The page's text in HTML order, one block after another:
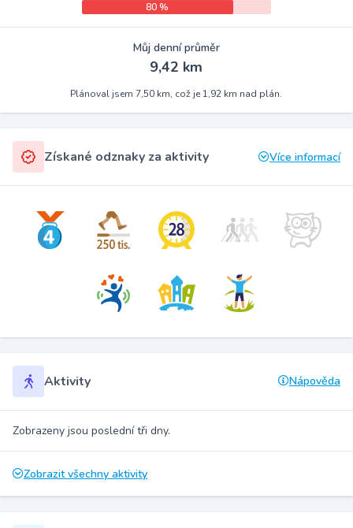
80 %
Můj denní průměr
9,42 km
Plánoval jsem 7,50 km, což je 1,92 km nad plán.
Získané odznaky za aktivity Více informací
Aktivity Nápověda
Zobrazeny jsou poslední tři dny.
Zobrazit všechny aktivity